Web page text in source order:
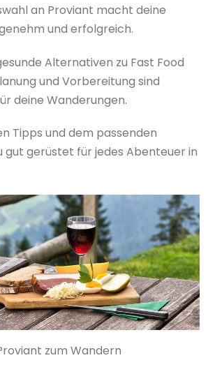
an Proviant macht deine
und erfolgreich.
Alternativen zu Fast Food
und Vorbereitung sind
deine Wanderungen.
Tipps und dem passenden
gut gerüstet für jedes Abenteuer in
zum Wandern